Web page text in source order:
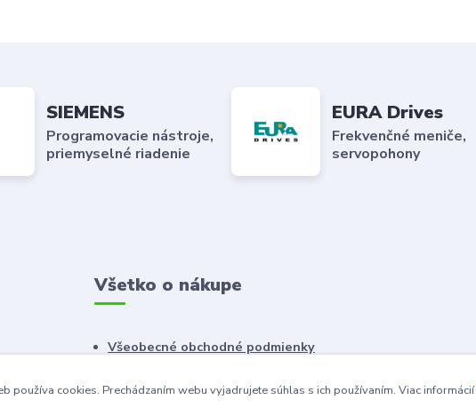
SIEMENS
Programovacie nástroje,
priemyselné riadenie
EURA Drives
Frekvenčné meniče,
servopohony
Všetko o nákupe
Všeobecné obchodné podmienky
používa cookies. Prechádzaním webu vyjadrujete súhlas s ich používaním. Viac informácií